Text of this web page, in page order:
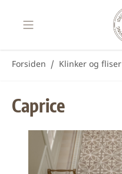
Forsiden / Klinker og fliser
Caprice